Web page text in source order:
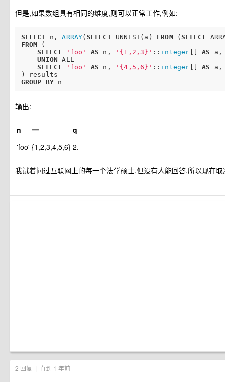
但是,如果数组具有相同的维度,则可以正常工作,例如:
SELECT n, ARRAY( SELECT UNNEST(a) FROM (SELECT
FROM (
SELECT
'foo' AS n, '{1,2,3}' :: integer [] AS
UNION ALL
SELECT
'foo' AS n, '{4,5,6}' :: integer [] AS
GROUP BY
输出:
n 一
q
'foo' {1,2,3,4,5,6} 2.
我试着问过互联网上的每一个法学硕士,但没有人能回答,所以现在
2 回复 | 直到 1 年前